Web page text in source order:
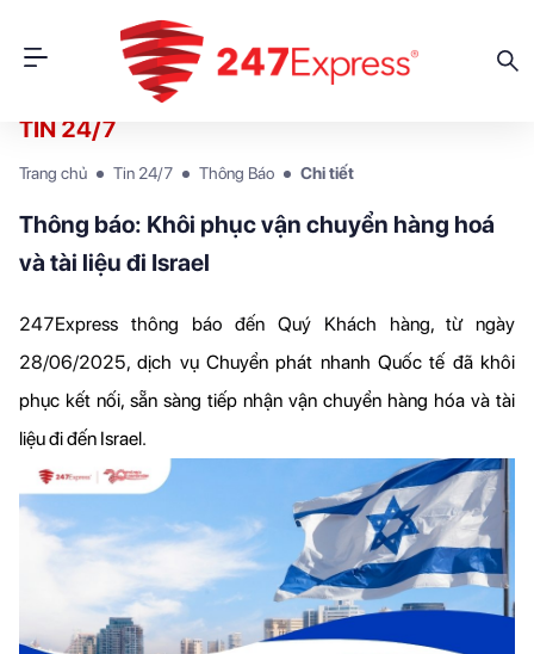
TIN 24/7
Trang chủ Tin 24/7 Thông Báo Chi tiết
Thông báo: Khôi phục vận chuyển hàng hoá
và tài liệu đi Israel
247Express thông báo đến Quý Khách hàng, từ ngày
28/06/2025, dịch vụ Chuyển phát nhanh Quốc tế đã khôi
phục kết nối, sẵn sàng tiếp nhận vận chuyển hàng hóa và tài
liệu đi đến Israel.